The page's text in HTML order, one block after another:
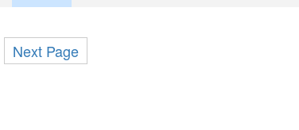
Next Page